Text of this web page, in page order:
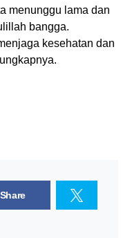
menunggu lama dan
bangga.
kesehatan dan
Share